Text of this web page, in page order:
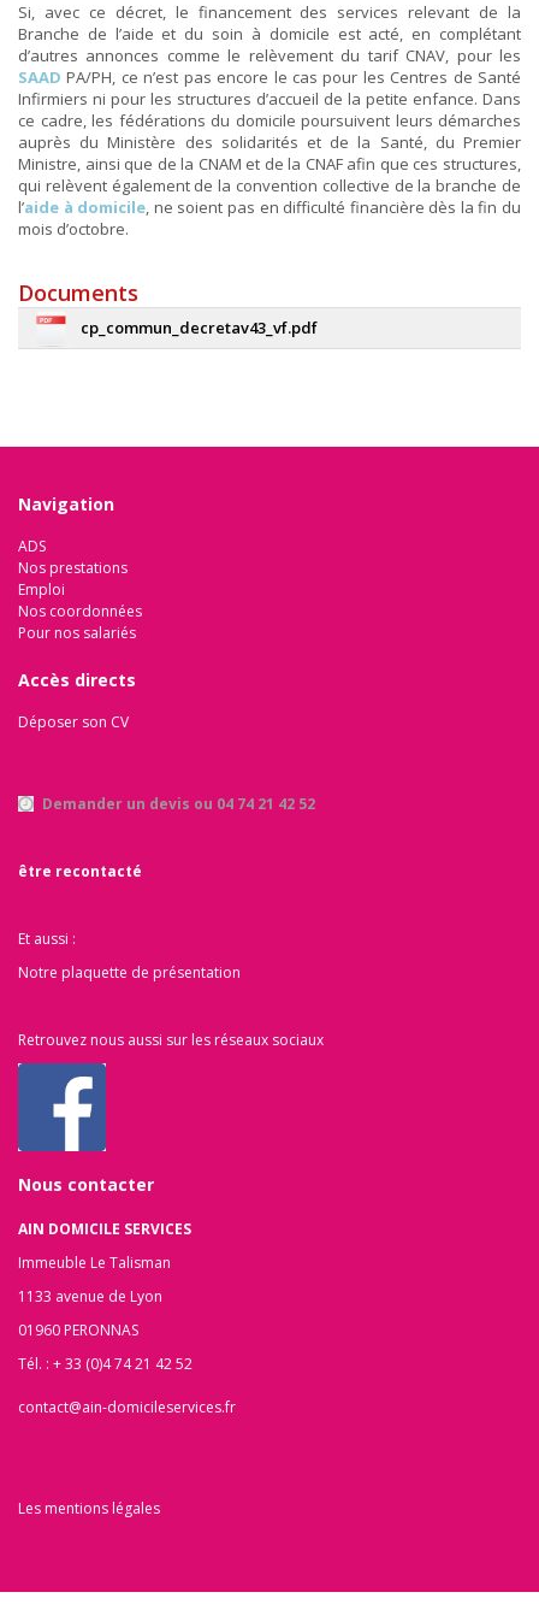
Si, avec ce décret, le financement des services relevant de la
Branche de l’aide et du soin à domicile est acté, en complétant
d’autres annonces comme le relèvement du tarif CNAV, pour les
SAAD PA/PH, ce n’est pas encore le cas pour les Centres de Santé
Infirmiers ni pour les structures d’accueil de la petite enfance. Dans
ce cadre, les fédérations du domicile poursuivent leurs démarches
auprès du Ministère des solidarités et de la Santé, du Premier
Ministre, ainsi que de la CNAM et de la CNAF afin que ces structures,
qui relèvent également de la convention collective de la branche de
l’aide à domicile, ne soient pas en difficulté financière dès la fin du
mois d’octobre.
Documents
cp_commun_decretav43_vf.pdf
Navigation
ADS
Nos prestations
Emploi
Nos coordonnées
Pour nos salariés
Accès directs
Déposer son CV
Demander un devis ou 04 74 21 42 52
être recontacté
Et aussi :
Notre plaquette de présentation
Retrouvez nous aussi sur les réseaux sociaux
Nous contacter
AIN DOMICILE SERVICES
Immeuble Le Talisman
1133 avenue de Lyon
01960 PERONNAS
Tél. : + 33 (0)4 74 21 42 52
contact@ain-domicileservices.fr
Les mentions légales